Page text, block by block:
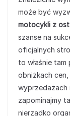
może być
motocykli z
szanse na
oficjalnych
to właśnie
obniżkach
wyprzedażach
zapominajmy
nierzadko